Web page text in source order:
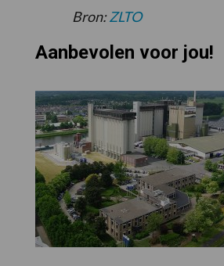
Bron:ZLTO
Aanbevolen voor jou!